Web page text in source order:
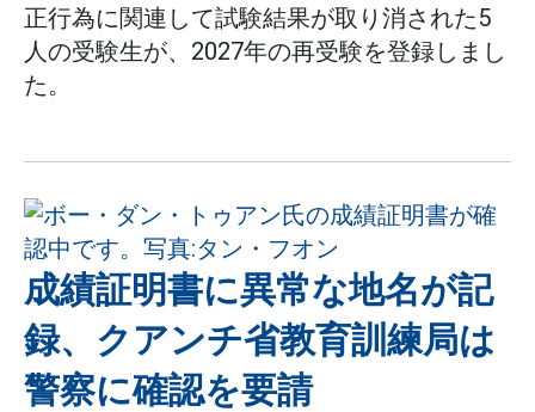
正行為に関連して試験結果が取り消された5
人の受験生が、2027年の再受験を登録しまし
た。
成績証明書に異常な地名が記
録、クアンチ省教育訓練局は
警察に確認を要請